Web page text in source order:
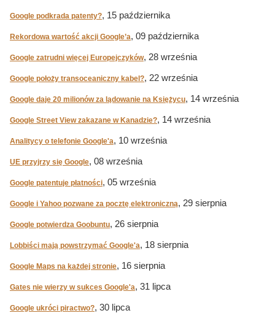
Google podkrada patenty?, 15 października
Rekordowa wartość akcji Google’a, 09 października
Google zatrudni więcej Europejczyków, 28 września
Google położy transoceaniczny kabel?, 22 września
Google daje 20 milionów za lądowanie na Księżycu, 14 września
Google Street View zakazane w Kanadzie?, 14 września
Analitycy o telefonie Google'a, 10 września
UE przyjrzy się Google, 08 września
Google patentuje płatności, 05 września
Google i Yahoo pozwane za pocztę elektroniczną, 29 sierpnia
Google potwierdza Goobuntu, 26 sierpnia
Lobbiści mają powstrzymać Google'a, 18 sierpnia
Google Maps na każdej stronie, 16 sierpnia
Gates nie wierzy w sukces Google'a, 31 lipca
Google ukróci piractwo?, 30 lipca